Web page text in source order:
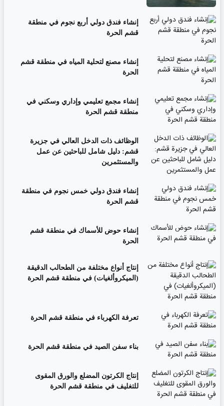
إنشاء فندق دولي أربع نجوم في منطقة
قشم الحرة
إنشاء مصنع لتحلية المياه في منطقة قشم
الحرة
إنشاء مجمع تعليمي وإداري وسكني في
منطقة قشم الحرة
الوظائف ذات الدخل العالي في جزيرة
قشم: دليل شامل للباحثين عن عمل
والمستثمرين
إنشاء فندق دولي خمس نجوم في منطقة
قشم الحرة
إنشاء حوض للأسماك في منطقة قشم
الحرة
إنتاج أنواع مختلفة من الطحالب الدقيقة
(الميكروألغيات) في منطقة قشم الحرة
تعرفة الكهرباء في منطقة قشم الحرة
بناء سفن الصيد في منطقة قشم الحرة
إنتاج الكرتون المضلع والورق المقوى
للتغليف في منطقة قشم الحرة